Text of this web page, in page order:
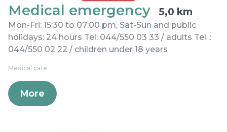
Medical emergency 5,0 km
Mon-Fri: 15:30 to 07:00 pm, Sat-Sun and public
holidays: 24 hours Tel: 044/550 03 33 / adults Tel .:
044/550 02 22 / children under 18 years
Medical care
More